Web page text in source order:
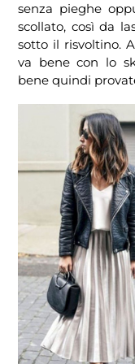
senza pieghe
scollato, così da
sotto il risvoltino.
va bene con lo
bene quindi